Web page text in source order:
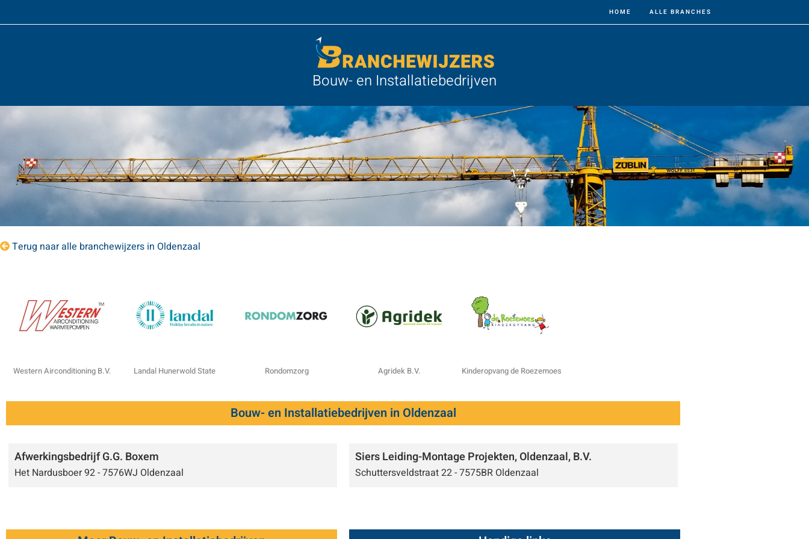
HOME ALLE BRANCHES
Bouw- en Installatiebedrijven
Terug naar alle branchewijzers in Oldenzaal
Western Airconditioning B.V. Landal Hunerwold State Rondomzorg Agridek B.V. Kinderopvang de Roezemoes
Bouw- en Installatiebedrijven in Oldenzaal
Afwerkingsbedrijf G.G. Boxem
Het Nardusboer 92 - 7576WJ Oldenzaal
Siers Leiding-Montage Projekten, Oldenzaal, B.V.
Schuttersveldstraat 22 - 7575BR Oldenzaal